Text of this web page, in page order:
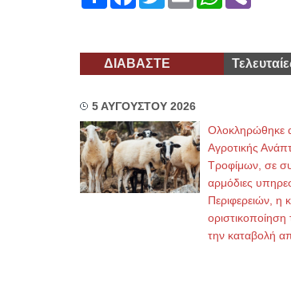
ΔΙΑΒΑΣΤΕ
5 ΑΥΓΟΥΣΤΟΥ 2026
Ολοκληρώθηκε
Αγροτικής
Τροφίμων, σε
αρμόδιες
Περιφερειών, η
οριστικοποίηση
την καταβολή